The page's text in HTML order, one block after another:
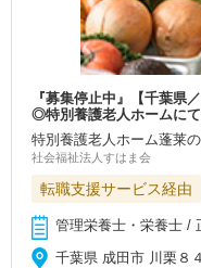
『募集停止中』【千葉県
◎特別養護老人ホームに
特別養護老人ホーム蓬莱
社会福祉法人すはま会
転職支援サービス経由
管理栄養士・栄養士 /
千葉県 成田市 川栗８